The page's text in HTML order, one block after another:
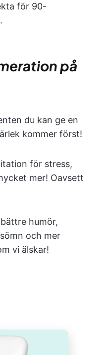
för 90-
på
du kan ge en
kommer först!
för stress,
mer! Oavsett
humör,
och mer
vi älskar!